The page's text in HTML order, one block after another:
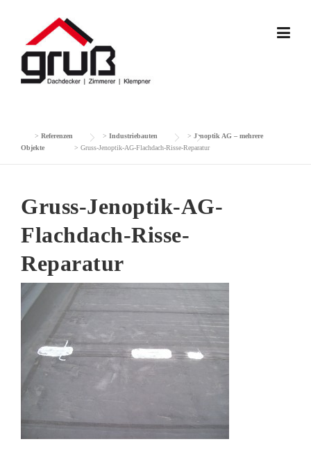
> Referenzen > Industriebauten > Jenoptik AG – mehrere
Objekte
> Gruss-Jenoptik-AG-Flachdach-Risse-Reparatur
Gruss-Jenoptik-AG-
Flachdach-Risse-
Reparatur